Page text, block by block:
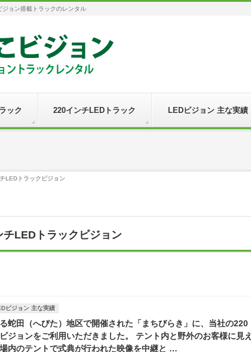
ョン搭載トラックのレンタル
ック 220インチLEDトラック LEDビジョン 主な実績
LEDトラックビジョン
チLEDトラックビジョン
ビジョン 主な実績
蛇田（へびた）地区で開催された「まちびらき」に、当社の220
ジョンをご利用いただきました。 テント内と野外のお客様に見え
内のテントで式典が行われた映像を中継と …